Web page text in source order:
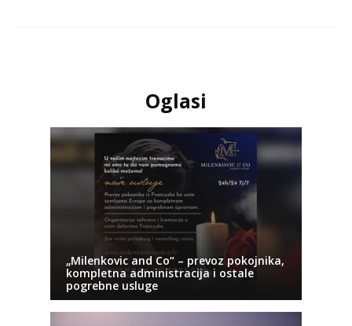
Oglasi
„Milenkovic and Co“ – prevoz pokojnika,
kompletna administracija i ostale
pogrebne usluge